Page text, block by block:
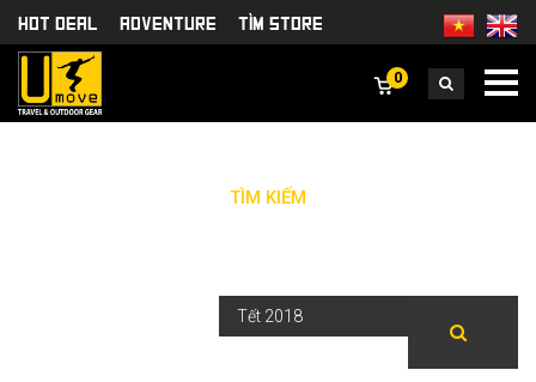
HOT DEAL Adventure TÌm Store
0
TÌM KIẾM